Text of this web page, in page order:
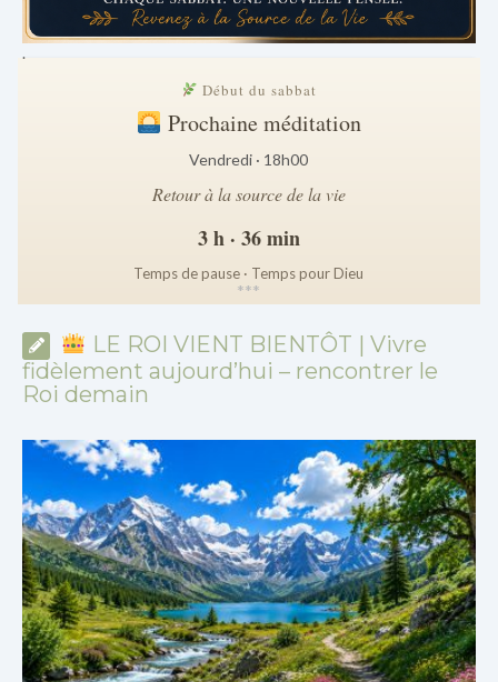
.
Début du sabbat
Prochaine méditation
Vendredi · 18h00
Retour à la source de la vie
3 h · 36 min
Temps de pause · Temps pour Dieu
***
LE ROI VIENT BIENTÔT | Vivre
fidèlement aujourd’hui – rencontrer le
Roi demain